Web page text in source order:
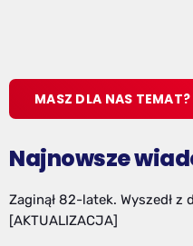
MASZ DLA NAS
Najnowsze
Zaginął 82-latek. Wyszedł z
[AKTUALIZACJA]